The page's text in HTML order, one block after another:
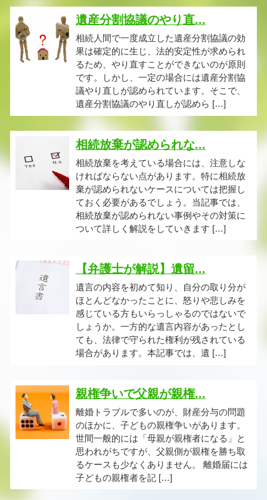
遺産分割協議のやり直...
相続人間で一度成立した遺産分割協議の効
果は確定的に生じ、法的安定性が求められ
るため、やり直すことができないのが原則
です。しかし、一定の場合には遺産分割協
議やり直しが認められています。そこで、
遺産分割協議のやり直しが認めら […]
相続放棄が認められな...
相続放棄を考えている場合には、注意しな
ければならない点があります。特に相続放
棄が認められないケースについては把握し
ておく必要があるでしょう。当記事では、
相続放棄が認められない事例やその対策に
ついて詳しく解説をしていきます […]
【弁護士が解説】遺留...
遺言の内容を初めて知り、自分の取り分が
ほとんどなかったことに、怒りや悲しみを
感じている方もいらっしゃるのではないで
しょうか。一方的な遺言内容があったとし
ても、法律で守られた権利が残されている
場合があります。本記事では、遺 […]
親権争いで父親が親権...
離婚トラブルで多いのが、財産分与の問題
のほかに、子どもの親権争いがあります。
世間一般的には「母親が親権者になる」と
思われがちですが、父親側が親権を勝ち取
るケースも少なくありません。 離婚届には
子どもの親権者を記 […]